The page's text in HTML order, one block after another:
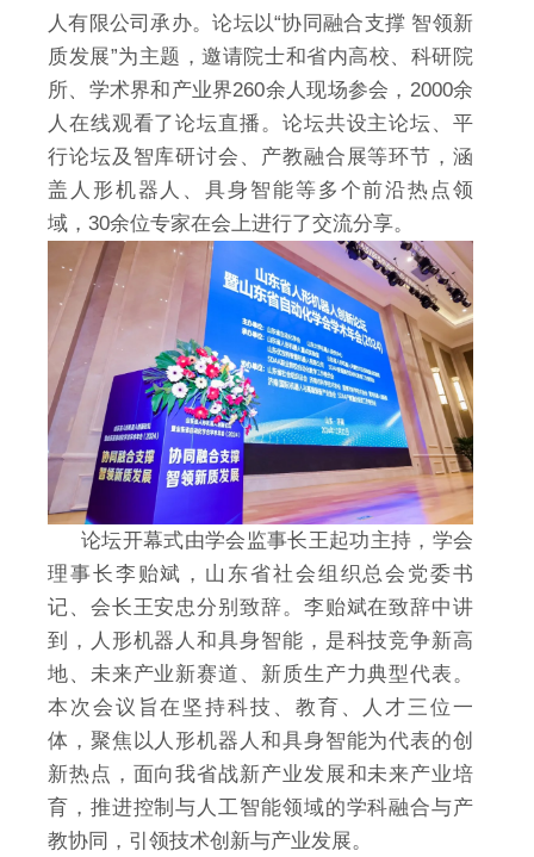
人有限公司承办。论坛以“协同融合支撑 智领新
质发展”为主题，邀请院士和省内高校、科研院
所、学术界和产业界260余人现场参会，2000余
人在线观看了论坛直播。论坛共设主论坛、平
行论坛及智库研讨会、产教融合展等环节，涵
盖人形机器人、具身智能等多个前沿热点领
域，30余位专家在会上进行了交流分享。
论坛开幕式由学会监事长王起功主持，学会
理事长李贻斌，山东省社会组织总会党委书
记、会长王安忠分别致辞。李贻斌在致辞中讲
到，人形机器人和具身智能，是科技竞争新高
地、未来产业新赛道、新质生产力典型代表。
本次会议旨在坚持科技、教育、人才三位一
体，聚焦以人形机器人和具身智能为代表的创
新热点，面向我省战新产业发展和未来产业培
育，推进控制与人工智能领域的学科融合与产
教协同，引领技术创新与产业发展。